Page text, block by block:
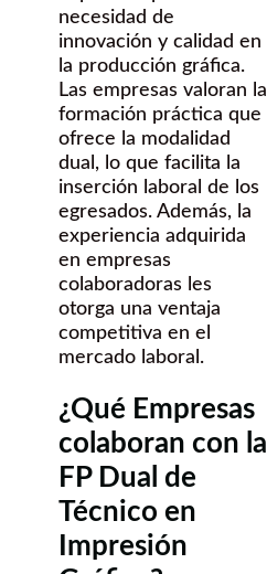
necesidad de
innovación y calidad en
la producción gráfica.
Las empresas valoran la
formación práctica que
ofrece la modalidad
dual, lo que facilita la
inserción laboral de los
egresados. Además, la
experiencia adquirida
en empresas
colaboradoras les
otorga una ventaja
competitiva en el
mercado laboral.
¿Qué Empresas
colaboran con la
FP Dual de
Técnico en
Impresión